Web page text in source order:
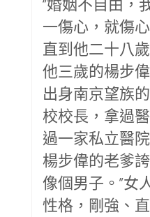
“婚姻不自由，
一傷心，就傷
直到他二十八
他三歲的楊步偉
出身南京望族
校校長，拿過
過一家私立醫
楊步偉的老爹
像個男子。”女
性格，剛強、